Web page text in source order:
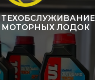
ТЕХОБСЛУЖИВАНИЕ
МОТОРНЫХ ЛОДОК